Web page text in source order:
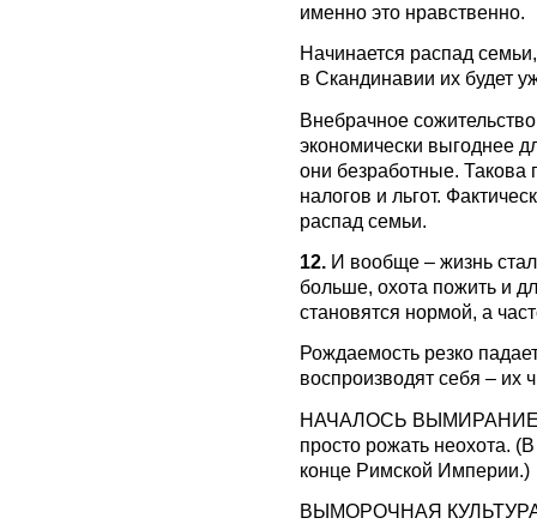
именно это нравственно.
Начинается распад
в Скандинавии их будет
Внебрачное
экономически выгоднее
они безработные. Такова
налогов и льгот.
распад семьи.
12. И вообще – жизнь
больше, охота пожить и
становятся нормой, а
Рождаемость резко
воспроизводят себя – их
НАЧАЛОСЬ ВЫМИРАНИЕ.
просто рожать неохота.
конце Римской Империи.)
ВЫМОРОЧНАЯ КУЛЬТУРА.